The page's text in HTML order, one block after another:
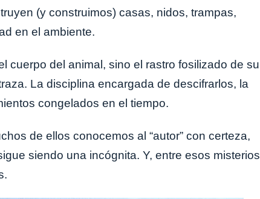
(y construimos) casas, nidos, trampas,
en el ambiente.
cuerpo del animal, sino el rastro fosilizado de su
La disciplina encargada de descifrarlos, la
congelados en el tiempo.
de ellos conocemos al “autor” con certeza,
siendo una incógnita. Y, entre esos misterios